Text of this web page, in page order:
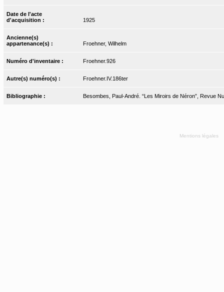
Date de l'acte
d'acquisition :
1925
Ancienne(s)
appartenance(s) :
Froehner, Wilhelm
Numéro d'inventaire : Froehner.926
Autre(s) numéro(s) : Froehner.IV.186ter
Bibliographie : Besombes, Paul-André. “Les Miroirs de Néron”, Revue
Mentions légales